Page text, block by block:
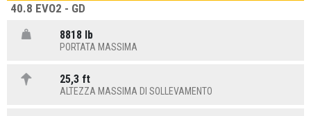
40.8 EVO2 - GD
8818 lb
PORTATA MASSIMA
25,3 ft
ALTEZZA MASSIMA DI SOLLEVAMENTO